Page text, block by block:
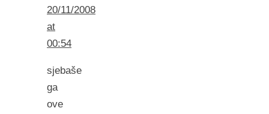
20/11/2008
at
00:54
sjebaše
ga
ove